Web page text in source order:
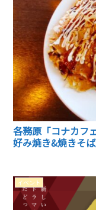
各務原「コナカフ
好み焼き&焼きそ
イベント